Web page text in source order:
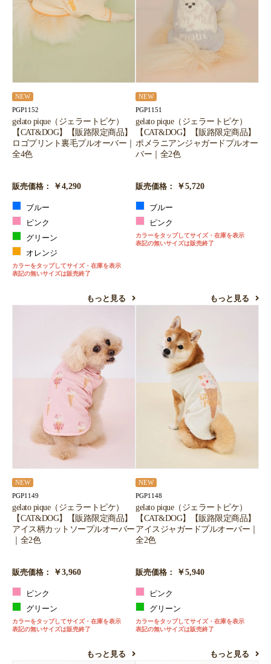
NEW
PGP1152
gelato pique（ジェラートピケ）
【CAT&DOG】【販路限定商品】
ロゴプリント裏毛プルオーバー｜
全4色
販売価格： ￥4,290
ブルー
ピンク
グリーン
オレンジ
カラーをタップしてサイズ・在庫を表示
表記の無いサイズは販売終了
もっと見る
NEW
PGP1151
gelato pique（ジェラートピケ）
【CAT&DOG】【販路限定商品】
ポメラニアンジャガードプルオー
バー｜全2色
販売価格： ￥5,720
ブルー
ピンク
カラーをタップしてサイズ・在庫を表示
表記の無いサイズは販売終了
もっと見る
NEW
PGP1149
gelato pique（ジェラートピケ）
【CAT&DOG】【販路限定商品】
アイス柄カットソープルオーバー
｜全2色
販売価格： ￥3,960
ピンク
グリーン
カラーをタップしてサイズ・在庫を表示
表記の無いサイズは販売終了
もっと見る
NEW
PGP1148
gelato pique（ジェラートピケ）
【CAT&DOG】【販路限定商品】
アイスジャガードプルオーバー｜
全2色
販売価格： ￥5,940
ピンク
グリーン
カラーをタップしてサイズ・在庫を表示
表記の無いサイズは販売終了
もっと見る